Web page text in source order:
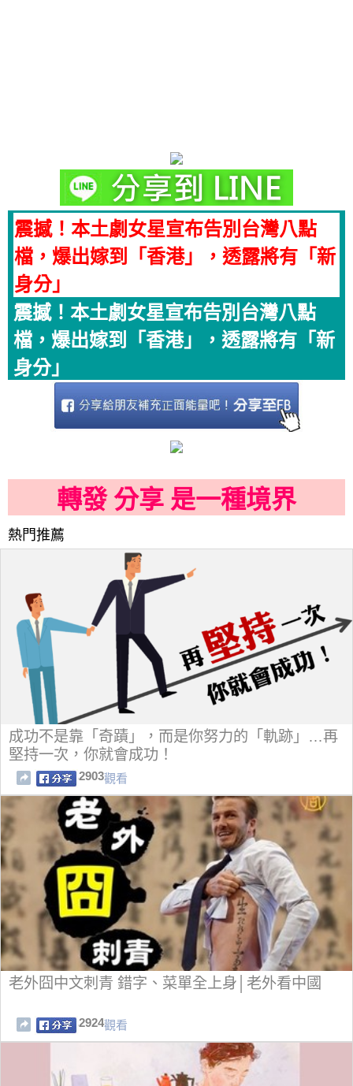
震撼！本土劇女星宣布告別台灣八點
檔，爆出嫁到「香港」，透露將有「新
身分」
震撼！本土劇女星宣布告別台灣八點
檔，爆出嫁到「香港」，透露將有「新
身分」
轉發 分享 是一種境界
熱門推薦
成功不是靠「奇蹟」，而是你努力的「軌跡」…再
堅持一次，你就會成功！
2903觀看
老外囧中文刺青 錯字、菜單全上身│老外看中國
2924觀看